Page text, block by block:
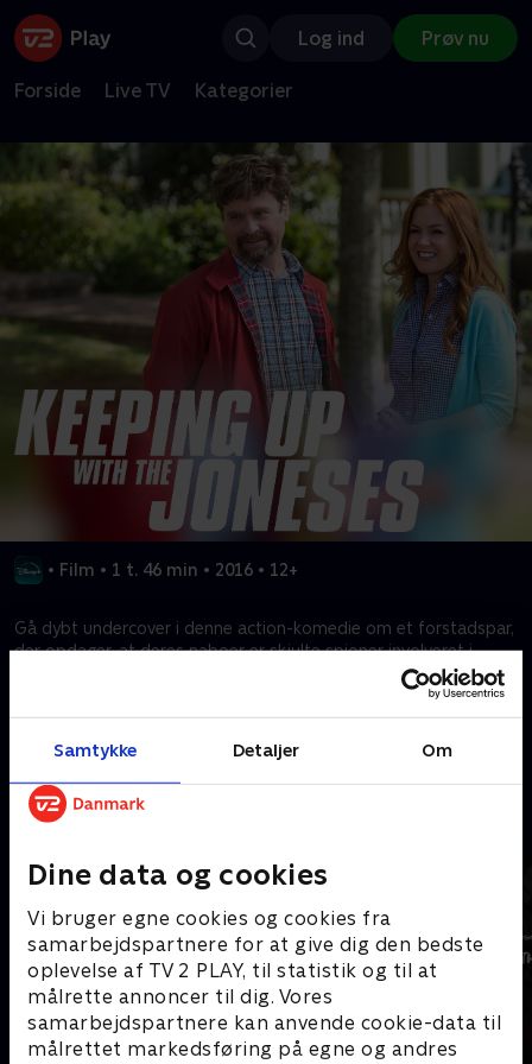
Samtykke Detaljer Om
Dine data og cookies
Vi bruger egne cookies og cookies fra
samarbejdspartnere for at give dig den bedste
oplevelse af TV 2 PLAY, til statistik og til at
målrette annoncer til dig. Vores
samarbejdspartnere kan anvende cookie-data til
målrettet markedsføring på egne og andres
Log ind Prøv nu
Forside Live TV Kategorier
• Film • 1 t. 46 min • 2016 • 12+
Gå dybt undercover i denne action-komedie om et forstadspar,
der opdager, at deres naboer er skjulte spioner involveret i
Kræver tilkøb
Mere indhold fra Disney+